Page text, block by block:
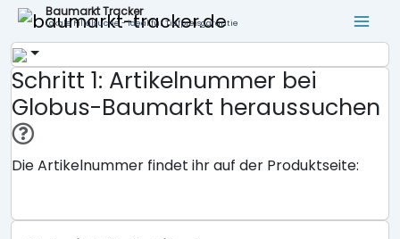
Baumarkt Tracker
Lokale Filialsuche - ideal für Tiefpreisgarantie
Schritt 1: Artikelnummer bei
Globus-Baumarkt heraussuchen
Die Artikelnummer findet ihr auf der Produktseite: